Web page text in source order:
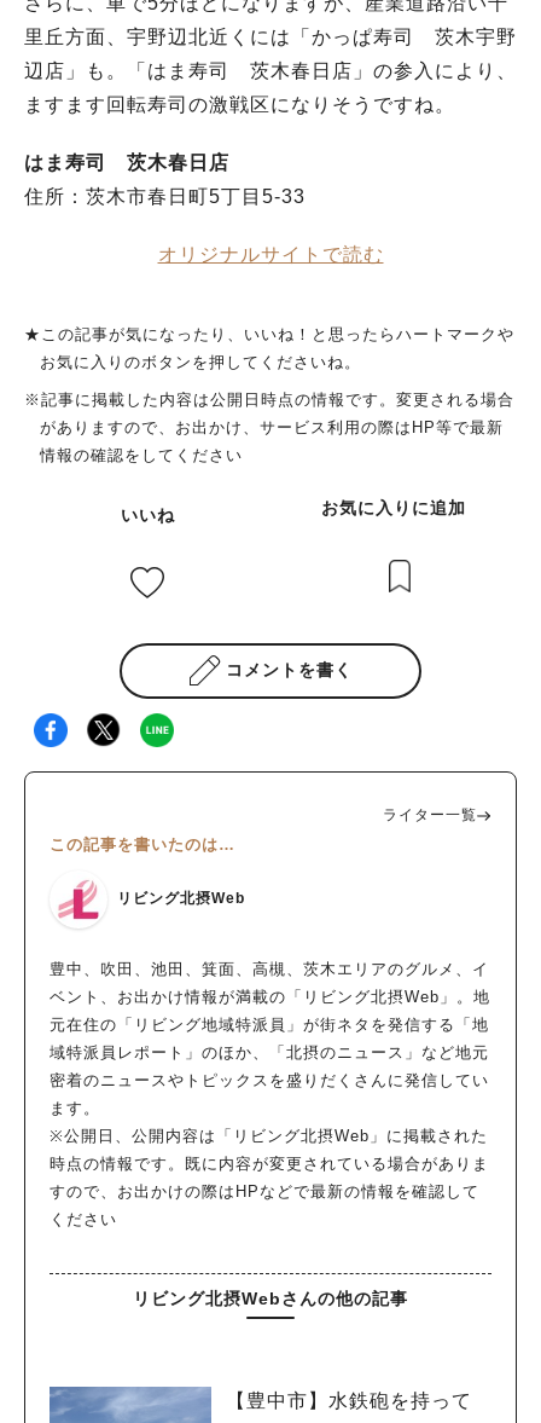
里丘方面、宇野辺北近くには「かっぱ寿司 茨木宇野
辺店」も。「はま寿司 茨木春日店」の参入により、
ますます回転寿司の激戦区になりそうですね。
はま寿司 茨木春日店
住所：茨木市春日町5丁目5-33
オリジナルサイトで読む
★この記事が気になったり、いいね！と思ったらハートマークや
お気に入りのボタンを押してくださいね。
※記事に掲載した内容は公開日時点の情報です。変更される場合
がありますので、お出かけ、サービス利用の際はHP等で最新
情報の確認をしてください
いいね お気に入りに追加
コメントを書く
ライター一覧
この記事を書いたのは…
リビング北摂Web
豊中、吹田、池田、箕面、高槻、茨木エリアのグルメ、イ
ベント、お出かけ情報が満載の「リビング北摂Web」。地
元在住の「リビング地域特派員」が街ネタを発信する「地
域特派員レポート」のほか、「北摂のニュース」など地元
密着のニュースやトピックスを盛りだくさんに発信してい
ます。
※公開日、公開内容は「リビング北摂Web」に掲載された
時点の情報です。既に内容が変更されている場合がありま
すので、お出かけの際はHPなどで最新の情報を確認して
ください
リビング北摂Webさんの他の記事
【豊中市】水鉄砲を持って